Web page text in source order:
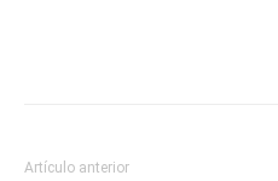
Artículo anterior